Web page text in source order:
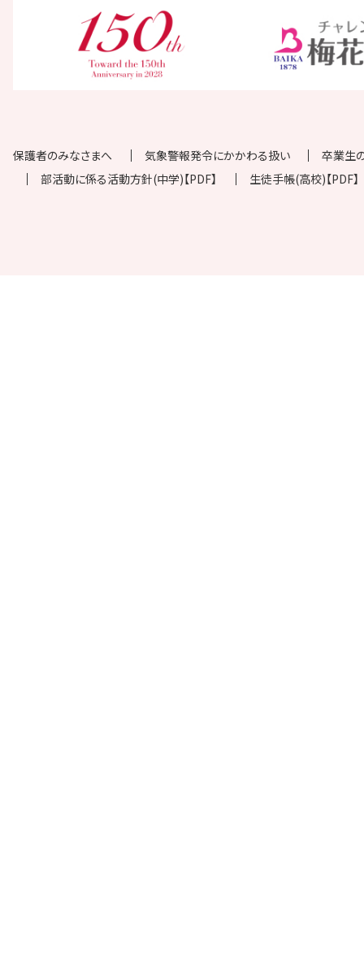
保護者のみなさまへ 気象警報発令にかかわる扱い
卒業生
部活動に係る活動方針(中学)【PDF】
生徒手帳(高校)【PDF】